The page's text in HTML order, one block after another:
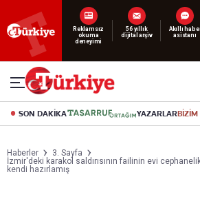
Yeni nesil
abonelik 19 TL’den
SON DAKİKA YAZARLARBİZİM
Haberler
3. Sayfa
İzmir'deki karakol saldırısının failinin evi
kendi hazırlamış